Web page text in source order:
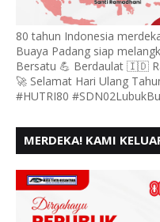
80 tahun Indonesia
Buaya Padang siap
Bersatu 💪 Berdaulat 🇮🇩
🚀 Selamat Hari Ulang
#HUTRI80
MERDEKA! KAMI